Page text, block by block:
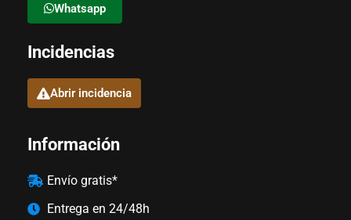
Whatsapp
Incidencias
Abrir incidencia
Información
Envío gratis*
Entrega en 24/48h